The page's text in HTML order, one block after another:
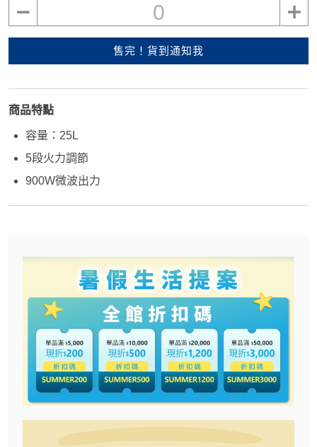
0
售完！貨到通知我
商品特點
容量：25L
5段火力調節
900W微波出力